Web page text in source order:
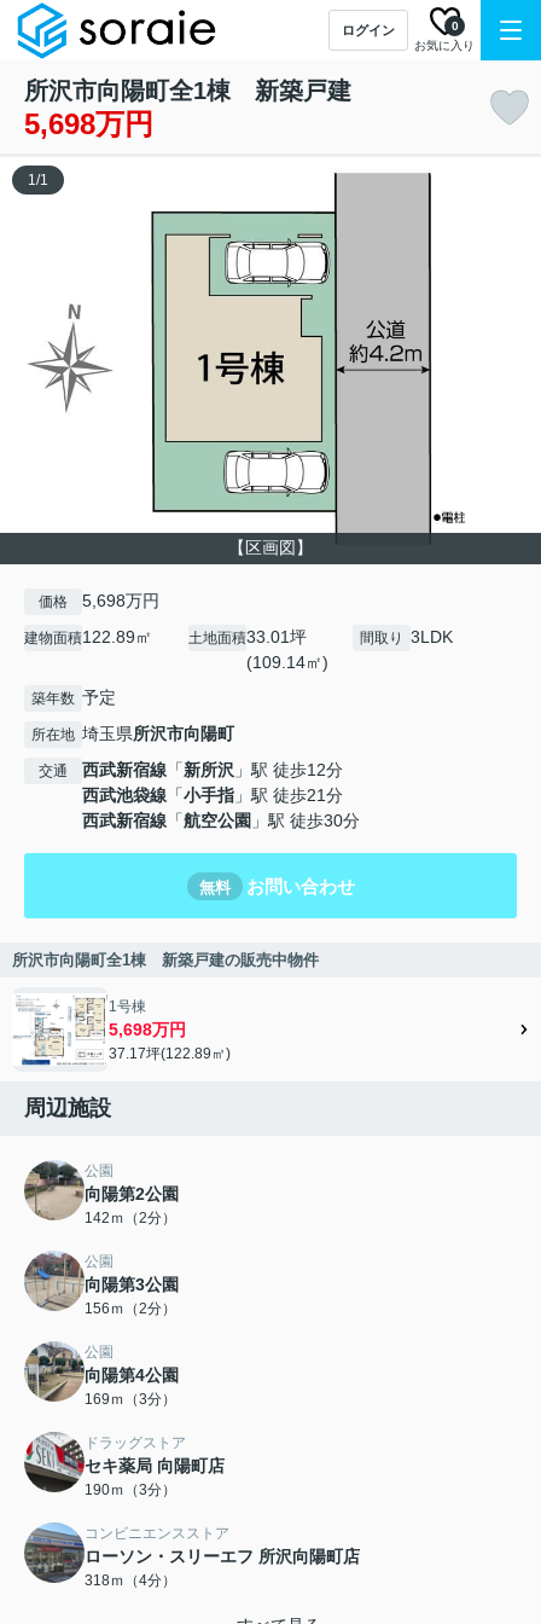
ログイン
お気に入り
0
所沢市向陽町全1棟 新築戸建
5,698万円
【区画図】
1/1
価格 5,698万円
建物面積122.89㎡ 土地面積33.01坪
(109.14㎡)
間取り 3LDK
築年数 予定
所在地 埼玉県所沢市向陽町
交通 西武新宿線 「新所沢 」駅 徒歩12分
西武池袋線 「小手指 」駅 徒歩21分
西武新宿線 「航空公園 」駅 徒歩30分
無料 お問い合わせ
所沢市向陽町全1棟 新築戸建の販売中物件
1号棟
5,698万円
37.17坪(122.89㎡)
周辺施設
公園
向陽第2公園
142ｍ（2分）
公園
向陽第3公園
156ｍ（2分）
公園
向陽第4公園
169ｍ（3分）
ドラッグストア
セキ薬局 向陽町店
190ｍ（3分）
コンビニエンスストア
ローソン・スリーエフ 所沢向陽町店
318ｍ（4分）